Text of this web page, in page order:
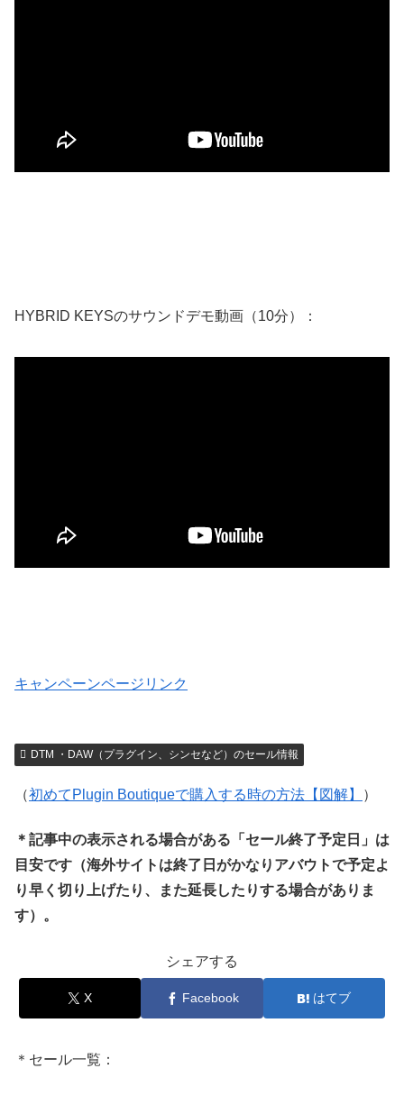
HYBRID KEYSのサウンドデモ動画（10分）：
キャンペーンページリンク
DTM ・DAW（プラグイン、シンセなど）のセール情報
（初めてPlugin Boutiqueで購入する時の方法【図解】 ）
＊記事中の表示される場合がある「セール終了予定日」は
目安です（海外サイトは終了日がかなりアバウトで予定よ
り早く切り上げたり、また延長したりする場合がありま
す）。
シェアする
X Facebook はてブ
＊セール一覧：